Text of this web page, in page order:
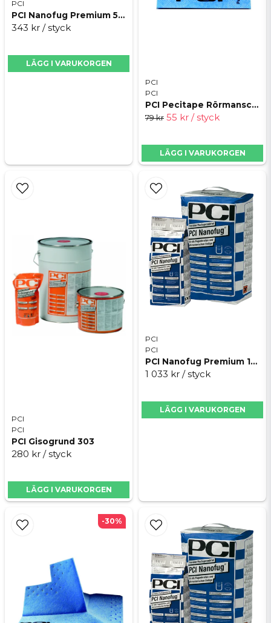
PCI
PCI Nanofug Premium 5kg
343 kr / styck
LÄGG I VARUKORGEN
PCI
PCI
PCI Pecitape Rörmanschetter
79 kr 55 kr / styck
LÄGG I VARUKORGEN
PCI
PCI
PCI Gisogrund 303
280 kr / styck
LÄGG I VARUKORGEN
PCI
PCI
PCI Nanofug Premium 15kg
1 033 kr / styck
LÄGG I VARUKORGEN
-30%
Typ ångspärr och fuktspärr
System PCI VG2001
Användningsområde inomhus
Emission GEV EMICODE EC1 PLUS